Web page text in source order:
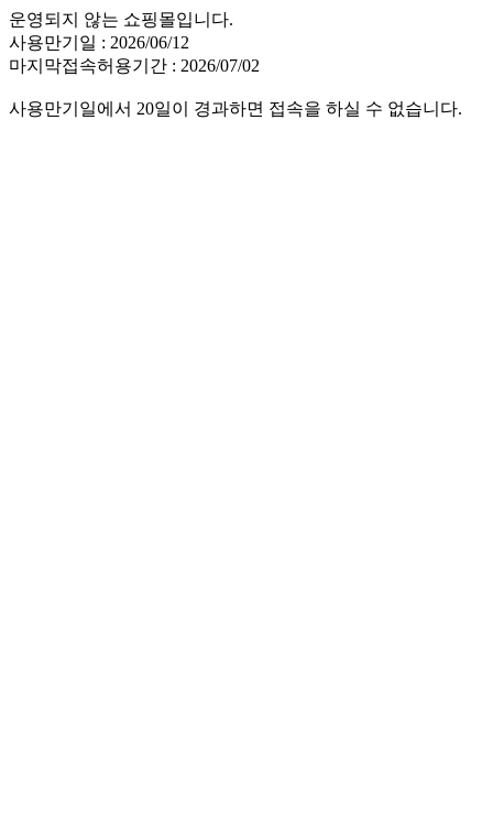
운영되지 않는 쇼핑몰입니다.
사용만기일 : 2026/06/12
마지막접속허용기간 : 2026/07/02
사용만기일에서 20일이 경과하면 접속을 하실 수 없습니다.